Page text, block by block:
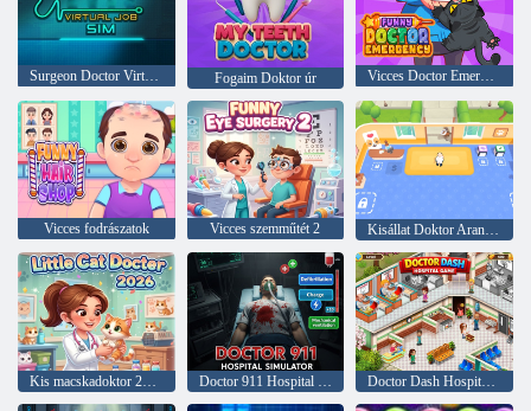
Surgeon Doctor Virtual Job Sim Fogaim Doktor úr Vicces Doctor Emergency
Vicces fodrászatok Vicces szemműtét 2 Kisállat Doktor Aranyos Állatok
Kis macskadoktor 2026 Doctor 911 Hospital Simulator Doctor Dash Hospital játék